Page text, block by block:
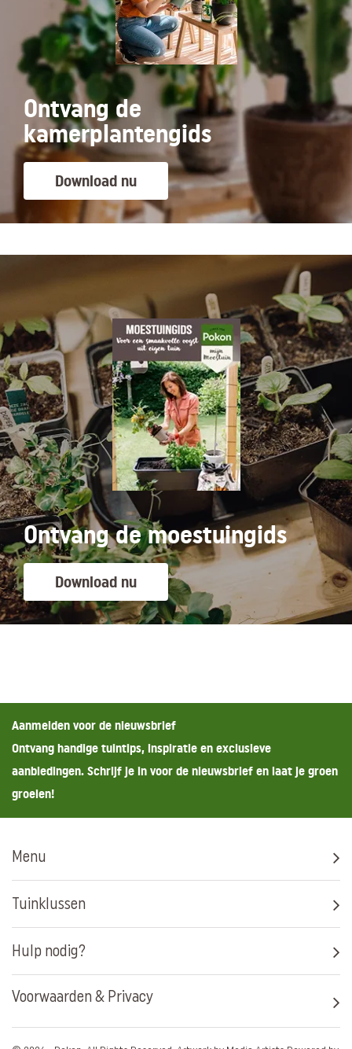
Ontvang de
kamerplantengids
Download nu
Ontvang de moestuingids
Download nu
Aanmelden voor de nieuwsbrief
Ontvang handige tuintips, inspiratie en exclusieve
aanbiedingen. Schrijf je in voor de nieuwsbrief en laat je groen
groeien!
Menu
Tuinklussen
Hulp nodig?
Voorwaarden & Privacy